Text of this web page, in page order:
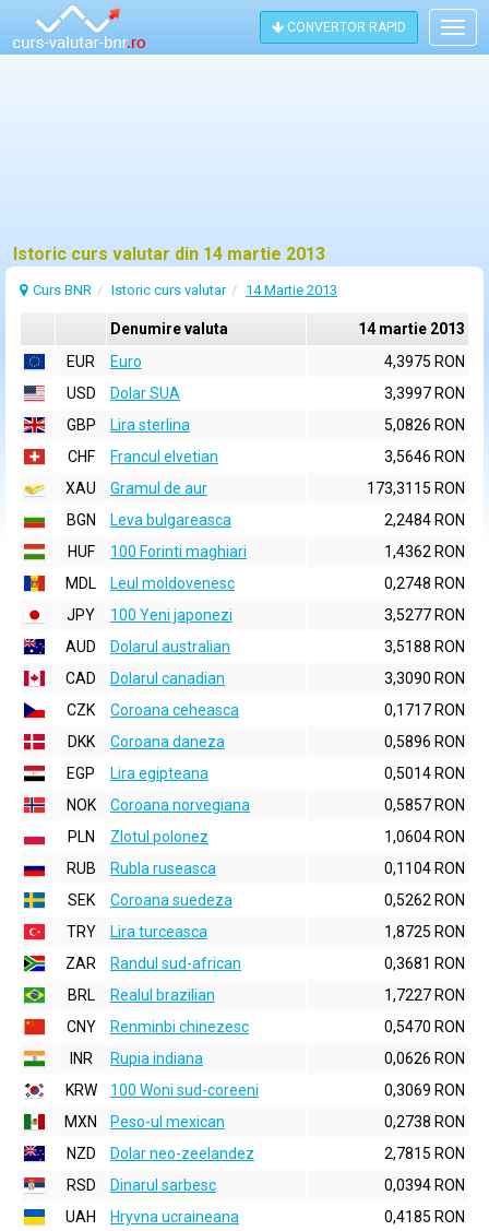
CONVERTOR RAPID
Istoric curs valutar din 14 martie 2013
Curs BNR Istoric curs valutar 14 Martie 2013
Denumire valuta
14 martie 2013
EUR
Euro
4,3975 RON
USD
Dolar SUA
3,3997 RON
GBP
Lira sterlina
5,0826 RON
CHF
Francul elvetian
3,5646 RON
XAU
Gramul de aur
173,3115 RON
BGN
Leva bulgareasca
2,2484 RON
HUF
100 Forinti maghiari
1,4362 RON
MDL
Leul moldovenesc
0,2748 RON
JPY
100 Yeni japonezi
3,5277 RON
AUD
Dolarul australian
3,5188 RON
CAD
Dolarul canadian
3,3090 RON
CZK
Coroana ceheasca
0,1717 RON
DKK
Coroana daneza
0,5896 RON
EGP
Lira egipteana
0,5014 RON
NOK
Coroana norvegiana
0,5857 RON
PLN
Zlotul polonez
1,0604 RON
RUB
Rubla ruseasca
0,1104 RON
SEK
Coroana suedeza
0,5262 RON
TRY
Lira turceasca
1,8725 RON
ZAR
Randul sud-african
0,3681 RON
BRL
Realul brazilian
1,7227 RON
CNY
Renminbi chinezesc
0,5470 RON
INR
Rupia indiana
0,0626 RON
KRW
100 Woni sud-coreeni
0,3069 RON
MXN
Peso-ul mexican
0,2738 RON
NZD
Dolar neo-zeelandez
2,7815 RON
RSD
Dinarul sarbesc
0,0394 RON
UAH
Hryvna ucraineana
0,4185 RON